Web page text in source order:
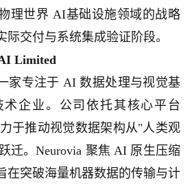
理世界 AI基础设施领域的战略
际交付与系统集成验证阶段。
Limited
专注于 AI 数据处理与视觉基
企业。公司依托其核心平台
于推动视觉数据架构从"人类观
迁。Neurovia 聚焦 AI 原生压缩
在突破海量机器数据的传输与计